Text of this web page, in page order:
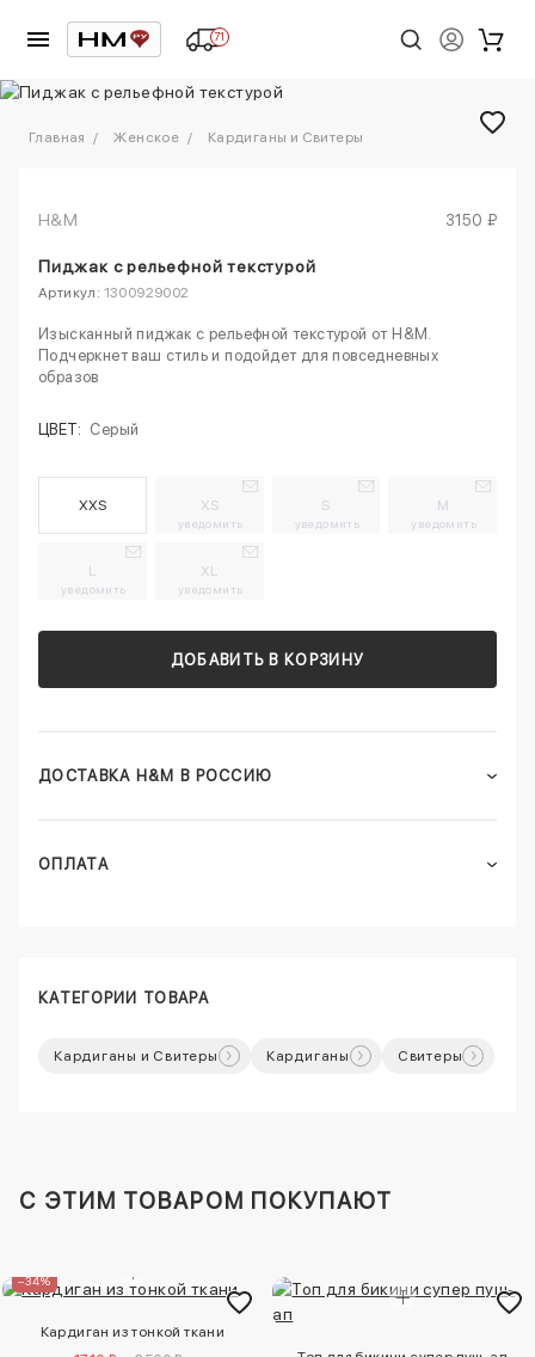
71
1/6
Главная Женское Кардиганы и Свитеры
H&M 3150 ₽
Пиджак с рельефной текстурой
Артикул: 1300929002
Изысканный пиджак с рельефной текстурой от H&M.
Подчеркнет ваш стиль и подойдет для повседневных
образов
ЦВЕТ: Серый
XXS XS
уведомить
S
уведомить
M
уведомить
L
уведомить
XL
уведомить
ДОБАВИТЬ В КОРЗИНУ
ДОСТАВКА H&M В РОССИЮ
ОПЛАТА
КАТЕГОРИИ ТОВАРА
Кардиганы и Свитеры Кардиганы Свитеры
C ЭТИМ ТОВАРОМ ПОКУПАЮТ
–34%
Кардиган из тонкой ткани